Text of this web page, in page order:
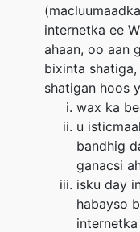
internetka ee
ahaan, oo aan
bixinta shatiga,
shatigan hoos
wax ka
u
bandhig
ganacsi
isku day
habayso
internetka